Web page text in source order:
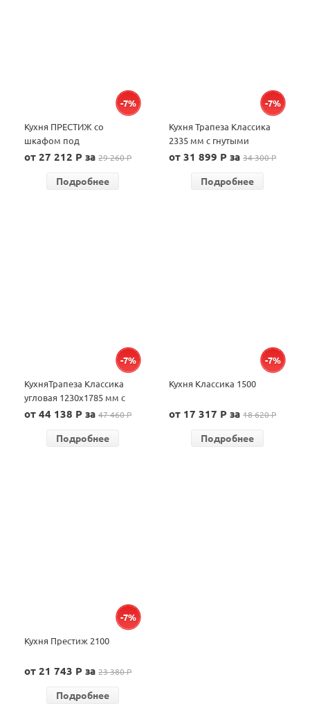
-7%
Кухня ПРЕСТИЖ со
шкафом под
микроволновую печь 2200
от 27 212 P за29 260 P
Подробнее
-7%
Кухня Трапеза Классика
2335 мм с гнутыми
фасадами
от 31 899 P за34 300 P
Подробнее
-7%
КухняТрапеза Классика
угловая 1230х1785 мм с
гнутыми фасадами
от 44 138 P за47 460 P
Подробнее
-7%
Кухня Классика 1500
от 17 317 P за18 620 P
Подробнее
-7%
Кухня Престиж 2100
от 21 743 P за23 380 P
Подробнее